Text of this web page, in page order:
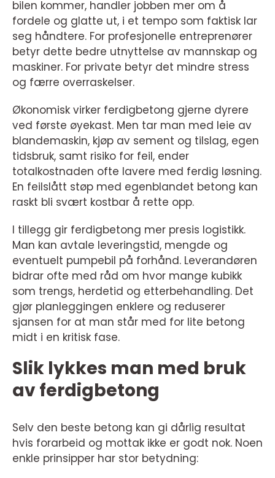
bilen kommer, handler jobben mer om å
fordele og glatte ut, i et tempo som faktisk lar
seg håndtere. For profesjonelle entreprenører
betyr dette bedre utnyttelse av mannskap og
maskiner. For private betyr det mindre stress
og færre overraskelser.
Økonomisk virker ferdigbetong gjerne dyrere
ved første øyekast. Men tar man med leie av
blandemaskin, kjøp av sement og tilslag, egen
tidsbruk, samt risiko for feil, ender
totalkostnaden ofte lavere med ferdig løsning.
En feilslått støp med egenblandet betong kan
raskt bli svært kostbar å rette opp.
I tillegg gir ferdigbetong mer presis logistikk.
Man kan avtale leveringstid, mengde og
eventuelt pumpebil på forhånd. Leverandøren
bidrar ofte med råd om hvor mange kubikk
som trengs, herdetid og etterbehandling. Det
gjør planleggingen enklere og reduserer
sjansen for at man står med for lite betong
midt i en kritisk fase.
Slik lykkes man med bruk
av ferdigbetong
Selv den beste betong kan gi dårlig resultat
hvis forarbeid og mottak ikke er godt nok. Noen
enkle prinsipper har stor betydning: